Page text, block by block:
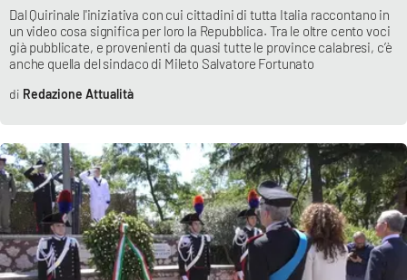
EDIZIONI
LOCALI
Catanzaro
Crotone
Vibo Valentia
Reggio Calabria
Cosenza
Dal Quirinale l'iniziativa con cui cittadini di tutta Italia raccontano in
un video cosa significa per loro la Repubblica. Tra le oltre cento voci
già pubblicate, e provenienti da quasi tutte le province calabresi, c’è
anche quella del sindaco di Mileto Salvatore Fortunato
Redazione Attualità